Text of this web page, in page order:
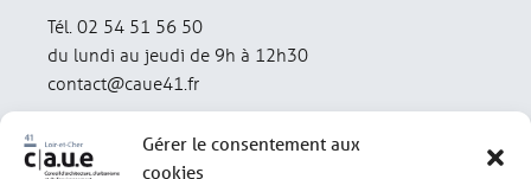
Gérer le consentement aux
cookies
Tél. 02 54 51 56 50
du lundi au jeudi de 9h à 12h30
contact@caue41.fr